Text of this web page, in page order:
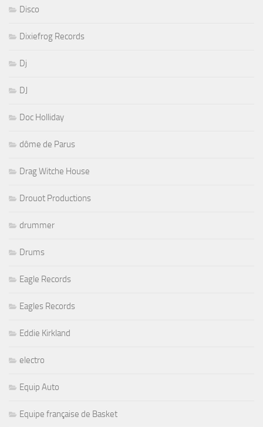
Disco
Dixiefrog Records
Dj
DJ
Doc Holliday
dôme de Parus
Drag Witche House
Drouot Productions
drummer
Drums
Eagle Records
Eagles Records
Eddie Kirkland
electro
Equip Auto
Equipe française de Basket